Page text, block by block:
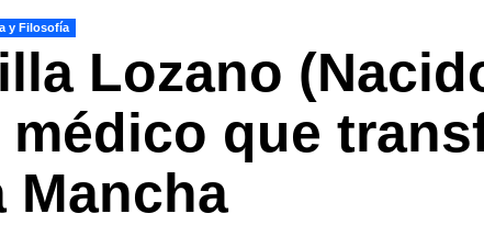
y Filosofía
Lozano
que
Mancha